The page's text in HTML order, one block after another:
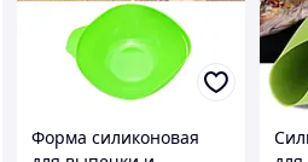
Форма силиконовая